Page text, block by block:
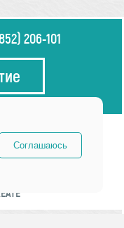
206-101
Соглашаюсь